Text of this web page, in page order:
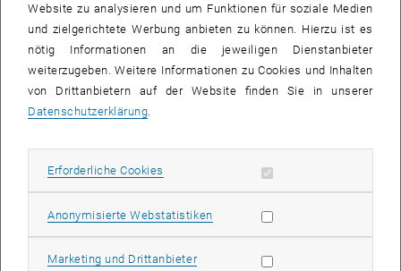
Rektor Skalicky und Bundesminister Hahn bei der
Eröffnung.
Rektor Skalicky und Bundesminister Hahn bei der Eröffnung.
Rektor Skalicky und Bundesminister Hahn bei der Eröffnung.
Monika Riha, Geschäftsführerin Kinder in Wien (KIWI), begrüßte die
Website zu analysieren und um Funktionen für soziale Medien
und zielgerichtete Werbung anbieten zu können. Hierzu ist es
nötig Informationen an die jeweiligen Dienstanbieter
weiterzugeben. Weitere Informationen zu Cookies und Inhalten
von Drittanbietern auf der Website finden Sie in unserer
Datenschutzerklärung
Erforderliche Cookies Erforderliche Cookies zulassen
Anonymisierte WebstatistikenStatistik Cookies zulassen
Marketing und DrittanbieterMarketing Cookies zulassen